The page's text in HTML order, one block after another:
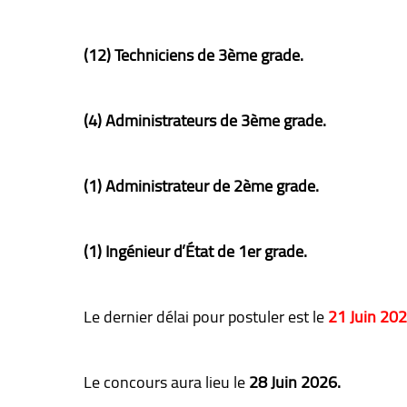
(12) Techniciens de 3ème grade.
(4) Administrateurs de 3ème grade.
(1) Administrateur de 2ème grade.
(1) Ingénieur d’État de 1er grade.
Le dernier délai pour postuler est le21 Juin
Le concours aura lieu le28 Juin 2026.